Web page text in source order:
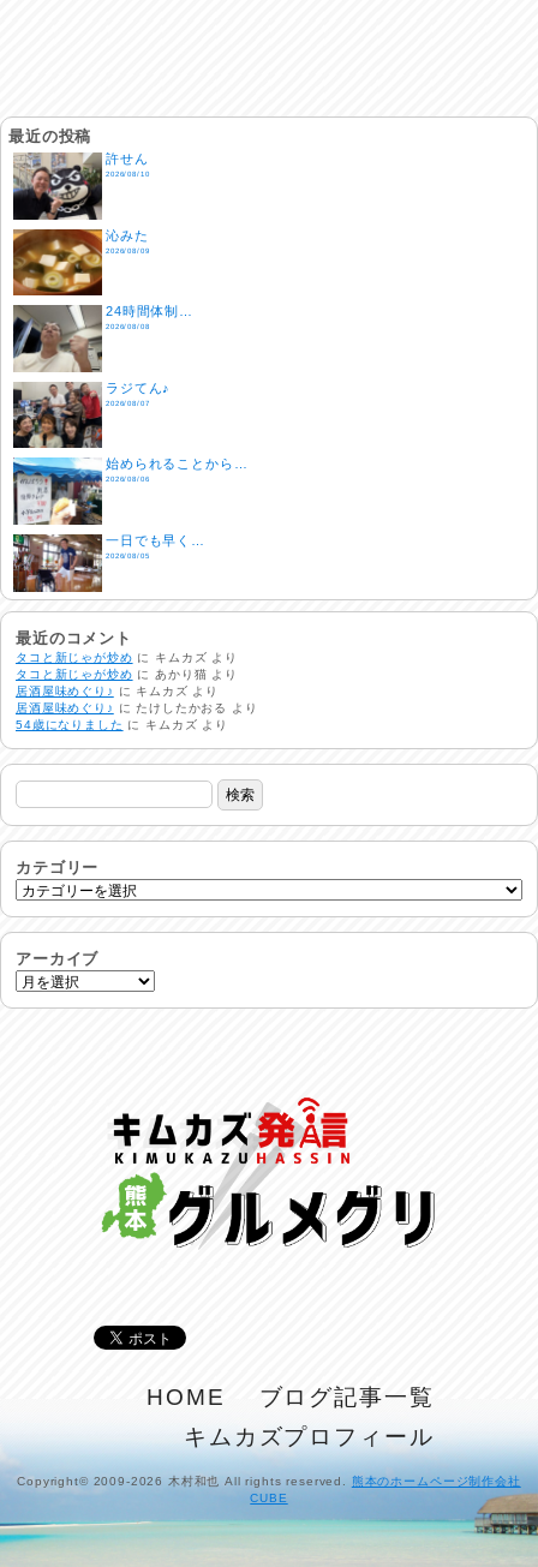
最近の投稿
許せん
2026/08/10
沁みた
2026/08/09
24時間体制…
2026/08/08
ラジてん♪
2026/08/07
始められることから…
2026/08/06
一日でも早く…
2026/08/05
酷暑日
2026/08/04
明日で一週間
2026/08/03
熱中症注意
2026/08/02
非常時には…
生活支援情報
土用丑の日♪
2026/07/28
反省会♪
2026/07/27
最近のコメント
タコと新じゃが炒め に キムカズ より
タコと新じゃが炒め にあかり猫 より
居酒屋味めぐり♪
に キムカズ より
居酒屋味めぐり♪
にたけしたかおる
より
54歳になりました に キムカズ より
カテゴリー
アーカイブ
HOME
ブログ記事一覧
キムカズプロフィール
Copyright© 2009-2026 木村和也 All rights reserved. 熊本のホームページ制作会社
CUBE